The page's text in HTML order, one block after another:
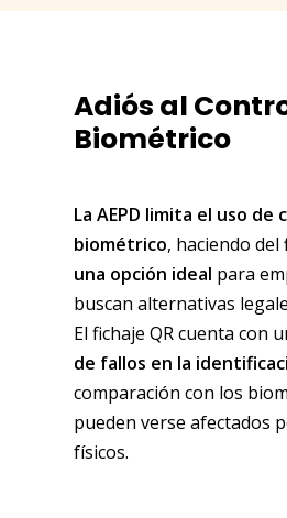
Adiós al
Biométrico
La AEPD limita el uso de
biométrico, haciendo del
una opción ideal para
buscan alternativas
El fichaje QR cuenta con
de fallos en la
comparación con los
pueden verse afectados
físicos.